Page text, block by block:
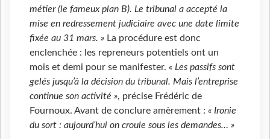
métier (le fameux plan B). Le tribunal a accepté la
mise en redressement judiciaire avec une date limite
fixée au 31 mars. » La procédure est donc
enclenchée : les repreneurs potentiels ont un
mois et demi pour se manifester. « Les passifs sont
gelés jusqu’à la décision du tribunal. Mais l’entreprise
continue son activité », précise Frédéric de
Fournoux. Avant de conclure amèrement : « Ironie
du sort : aujourd’hui on croule sous les demandes… »